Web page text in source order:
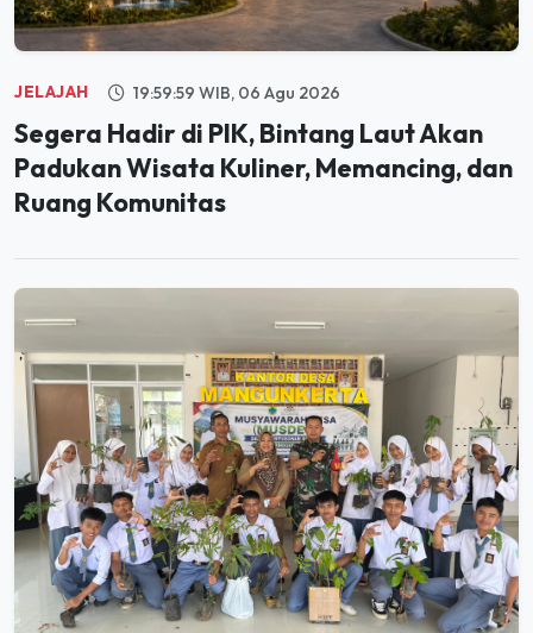
JELAJAH 19:59:59 WIB, 06 Agu 2026
Segera Hadir di PIK, Bintang Laut Akan
Padukan Wisata Kuliner, Memancing, dan
Ruang Komunitas